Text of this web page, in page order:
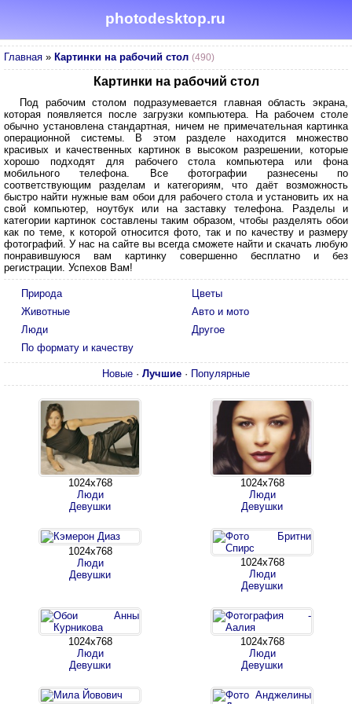
photodesktop.ru
Главная » Картинки на рабочий стол (490)
Картинки на рабочий стол
Под рабочим столом подразумевается главная область экрана,
которая появляется после загрузки компьютера. На рабочем столе
обычно установлена стандартная, ничем не примечательная картинка
операционной системы. В этом разделе находится множество
красивых и качественных картинок в высоком разрешении, которые
хорошо подходят для рабочего стола компьютера или фона
мобильного телефона. Все фотографии разнесены по
соответствующим разделам и категориям, что даёт возможность
быстро найти нужные вам обои для рабочего стола и установить их на
свой компьютер, ноутбук или на заставку телефона. Разделы и
категории картинок составлены таким образом, чтобы разделять обои
как по теме, к которой относится фото, так и по качеству и размеру
фотографий. У нас на сайте вы всегда сможете найти и скачать любую
понравившуюся вам картинку совершенно бесплатно и без
регистрации. Успехов Вам!
Природа
Цветы
Животные
Авто и мото
Люди
Другое
По формату и качеству
Новые · Лучшие · Популярные
1024х768
Люди
Девушки
1024х768
Люди
Девушки
1024х768
Люди
Девушки
1024х768
Люди
Девушки
1024х768
Люди
Девушки
1024х768
Люди
Девушки